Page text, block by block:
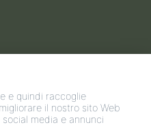
e quindi raccoglie
il nostro sito Web
media e annunci